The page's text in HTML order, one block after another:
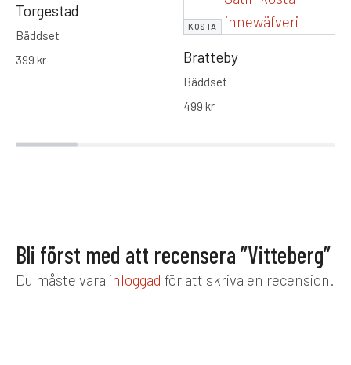
Torgestad
Bäddset
399 kr
KOSTA
Bratteby
Bäddset
499 kr
Bli först med att recensera ”Vitteberg”
Du måste vara inloggad för att skriva en recension.